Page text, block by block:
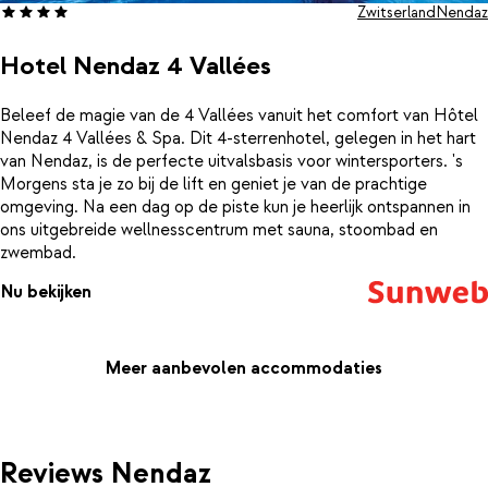
Hotel Nendaz 4 Vallées
ZwitserlandNendaz
Beleef de magie van de 4 Vallées vanuit het comfort van Hôtel
Nendaz 4 Vallées & Spa. Dit 4-sterrenhotel, gelegen in het hart
van Nendaz, is de perfecte uitvalsbasis voor wintersporters. 's
Morgens sta je zo bij de lift en geniet je van de prachtige
omgeving. Na een dag op de piste kun je heerlijk ontspannen in
ons uitgebreide wellnesscentrum met sauna, stoombad en
zwembad.
Nu bekijken
Meer aanbevolen accommodaties
Reviews Nendaz